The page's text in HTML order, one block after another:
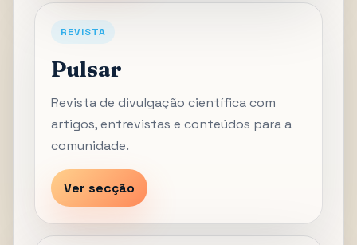
REVISTA
Pulsar
Revista de divulgação científica com
artigos, entrevistas e conteúdos para a
comunidade.
Ver secção